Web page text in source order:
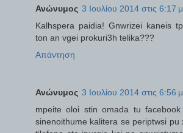
Ανώνυμος 3 Ιουλίου 2014 στις 6:17
Kalhspera paidia! Gnwrizei kaneis
ton an vgei prokuri3h telika???
Απάντηση
Ανώνυμος 3 Ιουλίου 2014 στις 6:56
mpeite oloi stin omada tu
sinenoithume kalitera se periptwsi pu